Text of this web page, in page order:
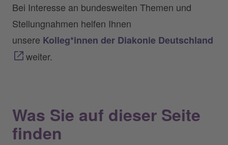
Bei Interesse an bundesweiten Themen und
Stellungnahmen helfen Ihnen
unsere Kolleg*innen der Diakonie Deutschland
weiter.
Was Sie auf dieser Seite
finden